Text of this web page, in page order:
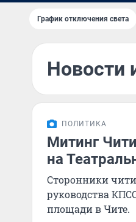
График отключения света
Новости
ПОЛИТИКА
Митинг
на
Сторонники
руководства
площади в Чите.